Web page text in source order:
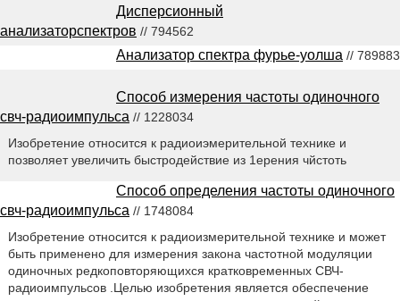
Дисперсионный
анализаторспектров // 794562
Анализатор спектра фурье-уолша // 789883
Способ измерения частоты одиночного
свч-радиоимпульса // 1228034
Изобретение относится к радиоиэмерительной технике и
позволяет увеличить быстродействие из 1ерения чйстоть
Способ определения частоты одиночного
свч-радиоимпульса // 1748084
Изобретение относится к радиоизмерительной технике и может
быть применено для измерения закона частотной модуляции
одиночных редкоповторяющихся кратковременных СВЧ-
радиоимпульсов .Целью изобретения является обеспечение